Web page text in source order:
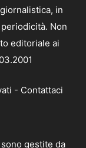
in
Non
editoriale ai
- Contattaci
gestite da